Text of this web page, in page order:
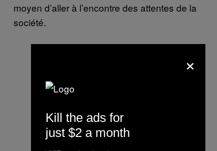
moyen d’aller à l’encontre des attentes de la
société.
×
Kill the ads for
just $2 a month